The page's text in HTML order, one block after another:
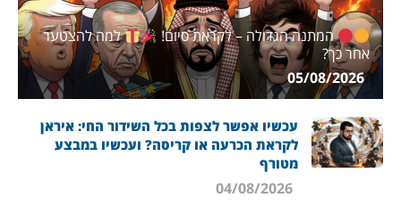
המתנה הגדולה – לקראת סיום!
למה להצטער
אחר כך?
05/08/2026
עכשיו אפשר לצפות בכל השידור החי: איראן
לקראת הכרעה או קריסה? ועכשיו במבצע
מטורף